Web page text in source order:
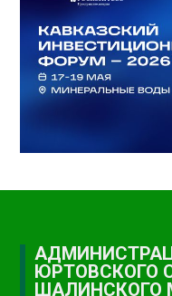
ЮРТОВСКОГО
ШАЛИНСКОГО